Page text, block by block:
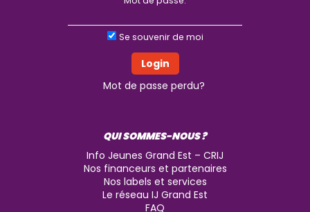
Se souvenir de moi
Mot de passe perdu?
QUI SOMMES-NOUS ?
Info Jeunes Grand Est – CRIJ
Nos financeurs et partenaires
Nos labels et services
Le réseau IJ Grand Est
FAQ